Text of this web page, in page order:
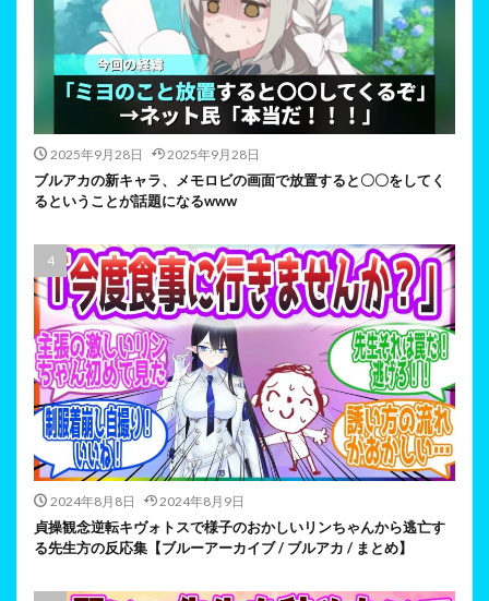
2025年9月28日 2025年9月28日
ブルアカの新キャラ、メモロビの画面で放置すると〇〇をしてく
るということが話題になるwww
2024年8月8日 2024年8月9日
貞操観念逆転キヴォトスで様子のおかしいリンちゃんから逃亡す
る先生方の反応集【ブルーアーカイブ / ブルアカ / まとめ】